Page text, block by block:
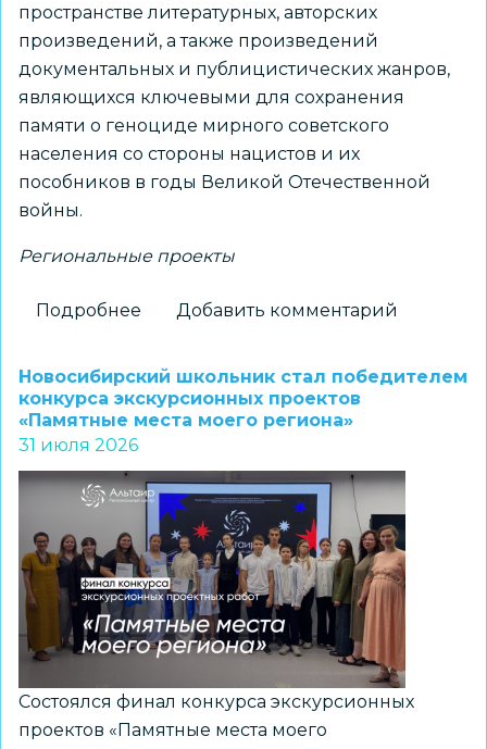
пространстве литературных, авторских
произведений, а также произведений
документальных и публицистических жанров,
являющихся ключевыми для сохранения
памяти о геноциде мирного советского
населения со стороны нацистов и их
пособников в годы Великой Отечественной
войны.
Региональные проекты
Подробнее
школьники
стали
призерами
конкурса
«Без
срока
давности.
Память,
отражённая
поколениями»
Добавить комментарий
Новосибирский школьник стал победителем
конкурса экскурсионных проектов
«Памятные места моего региона»
31 июля 2026
Состоялся финал конкурса экскурсионных
проектов «Памятные места моего